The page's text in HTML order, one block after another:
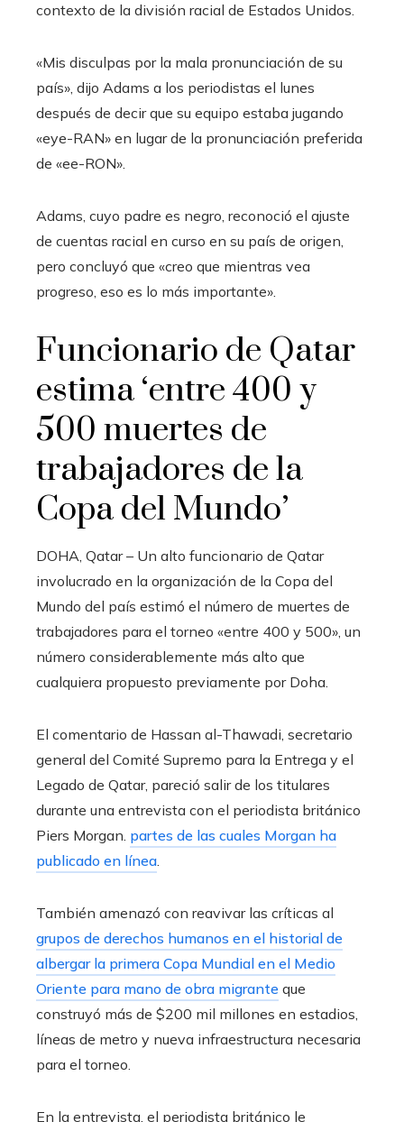
contexto de la división racial de Estados Unidos.
«Mis disculpas por la mala pronunciación de su
país», dijo Adams a los periodistas el lunes
después de decir que su equipo estaba jugando
«eye-RAN» en lugar de la pronunciación preferida
de «ee-RON».
Adams, cuyo padre es negro, reconoció el ajuste
de cuentas racial en curso en su país de origen,
pero concluyó que «creo que mientras vea
progreso, eso es lo más importante».
Funcionario de Qatar
estima ‘entre 400 y
500 muertes de
trabajadores de la
Copa del Mundo’
DOHA, Qatar – Un alto funcionario de Qatar
involucrado en la organización de la Copa del
Mundo del país estimó el número de muertes de
trabajadores para el torneo «entre 400 y 500», un
número considerablemente más alto que
cualquiera propuesto previamente por Doha.
El comentario de Hassan al-Thawadi, secretario
general del Comité Supremo para la Entrega y el
Legado de Qatar, pareció salir de los titulares
durante una entrevista con el periodista británico
Piers Morgan. partes de las cuales Morgan ha
publicado en línea.
También amenazó con reavivar las críticas al
grupos de derechos humanos en el historial de
albergar la primera Copa Mundial en el Medio
Oriente para mano de obra migrante que
construyó más de $200 mil millones en estadios,
líneas de metro y nueva infraestructura necesaria
para el torneo.
En la entrevista, el periodista británico le